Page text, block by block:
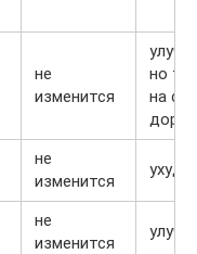
не
изменится
но
на
не
изменится
не
изменится